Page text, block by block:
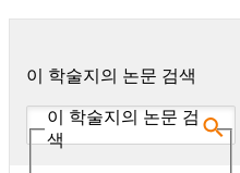
이 학술지의 논문 검색
이 학술지의 논문 검
색